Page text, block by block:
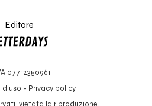
Editore
07712350961
d'uso - Privacy policy
vietata la riproduzione.